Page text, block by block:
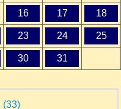
16 17 18
23 24 25
30 31
(33)